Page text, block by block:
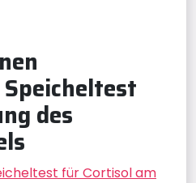
des
für Cortisol am